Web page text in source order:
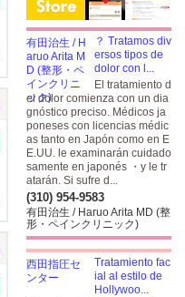
？ Tratamos div
ersos tipos de
dolor con l...
El tratamiento d
el dolor comienza con un dia
gnóstico preciso. Médicos ja
poneses con licencias médic
as tanto en Japón como en E
E.UU. le examinarán cuidado
samente en japonés ・y le tr
atarán. Si sufre d...
(310) 954-9583
有田治生 / Haruo Arita MD (整
形・ペインクリニック)
Tratamiento fac
ial al estilo de
Hollywoo...